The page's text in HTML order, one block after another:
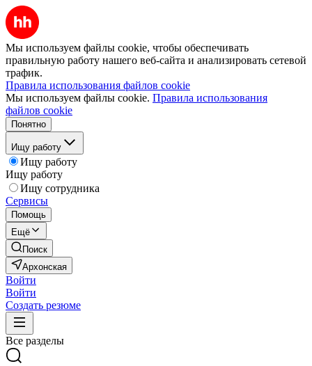
Мы используем файлы cookie, чтобы обеспечивать
правильную работу нашего веб-сайта и анализировать сетевой
трафик.
Правила использования файлов cookie
Мы используем файлы cookie. Правила использования
файлов cookie
Понятно
Ищу работу
Ищу работу
Ищу работу
Ищу сотрудника
Сервисы
Помощь
Ещё
Поиск
Архонская
Войти
Войти
Создать резюме
Все разделы